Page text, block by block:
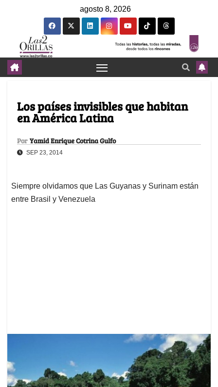
agosto 8, 2026
Los países invisibles que habitan
en América Latina
Por Yamid Enrique Cotrina Gulfo
SEP 23, 2014
Siempre olvidamos que Las Guyanas y Surinam están
entre Brasil y Venezuela